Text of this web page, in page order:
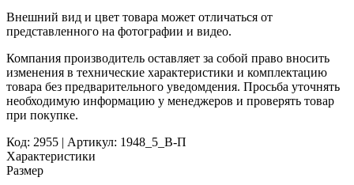
Внешний вид и цвет товара может отличаться от
представленного на фотографии и видео.
Компания производитель оставляет за собой право вносить
изменения в технические характеристики и комплектацию
товара без предварительного уведомдения. Просьба уточнять
необходимую информацию у менеджеров и проверять товар
при покупке.
Код: 2955 | Артикул: 1948_5_В-П
Характеристики
Размер